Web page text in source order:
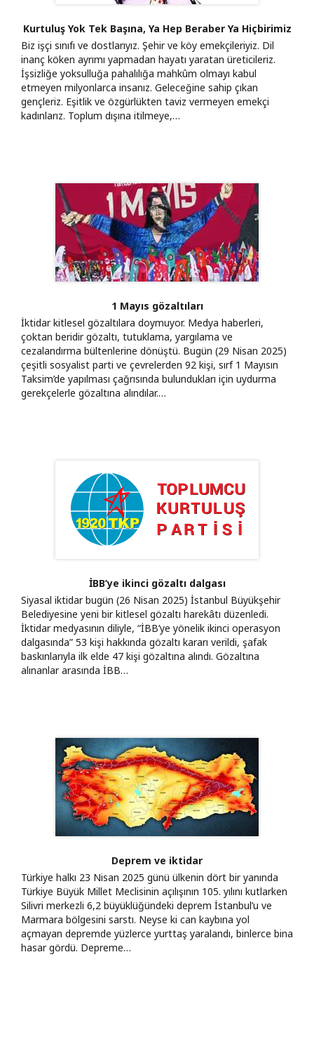
Kurtuluş Yok Tek Başına, Ya Hep Beraber Ya Hiçbirimiz
Biz işçi sınıfı ve dostlarıyız. Şehir ve köy emekçileriyiz. Dil
inanç köken ayrımı yapmadan hayatı yaratan üreticileriz.
İşsizliğe yoksulluğa pahalılığa mahkûm olmayı kabul
etmeyen milyonlarca insanız. Geleceğine sahip çıkan
gençleriz. Eşitlik ve özgürlükten taviz vermeyen emekçi
kadınlarız. Toplum dışına itilmeye,…
1 Mayıs gözaltıları
İktidar kitlesel gözaltılara doymuyor. Medya haberleri,
çoktan beridir gözaltı, tutuklama, yargılama ve
cezalandırma bültenlerine dönüştü. Bugün (29 Nisan 2025)
çeşitli sosyalist parti ve çevrelerden 92 kişi, sırf 1 Mayısın
Taksim’de yapılması çağrısında bulundukları için uydurma
gerekçelerle gözaltına alındılar.…
İBB’ye ikinci gözaltı dalgası
Siyasal iktidar bugün (26 Nisan 2025) İstanbul Büyükşehir
Belediyesine yeni bir kitlesel gözaltı harekâtı düzenledi.
İktidar medyasının diliyle, “İBB’ye yönelik ikinci operasyon
dalgasında” 53 kişi hakkında gözaltı kararı verildi, şafak
baskınlarıyla ilk elde 47 kişi gözaltına alındı. Gözaltına
alınanlar arasında İBB…
Deprem ve iktidar
Türkiye halkı 23 Nisan 2025 günü ülkenin dört bir yanında
Türkiye Büyük Millet Meclisinin açılışının 105. yılını kutlarken
Silivri merkezli 6,2 büyüklüğündeki deprem İstanbul’u ve
Marmara bölgesini sarstı. Neyse ki can kaybına yol
açmayan depremde yüzlerce yurttaş yaralandı, binlerce bina
hasar gördü. Depreme…